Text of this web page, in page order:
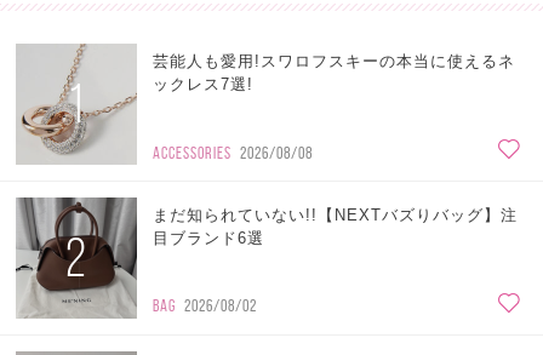
1
芸能人も愛用!スワロフスキーの本当に使えるネ
ックレス7選!
ACCESSORIES 2026/08/08
2
まだ知られていない!!【NEXTバズりバッグ】注
目ブランド6選
BAG 2026/08/02